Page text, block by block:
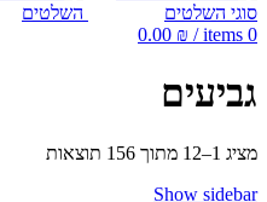
0
items
/
0.00 ₪
גביעים
מציג 1–12 מתוך 156 תוצאות
Show sidebar